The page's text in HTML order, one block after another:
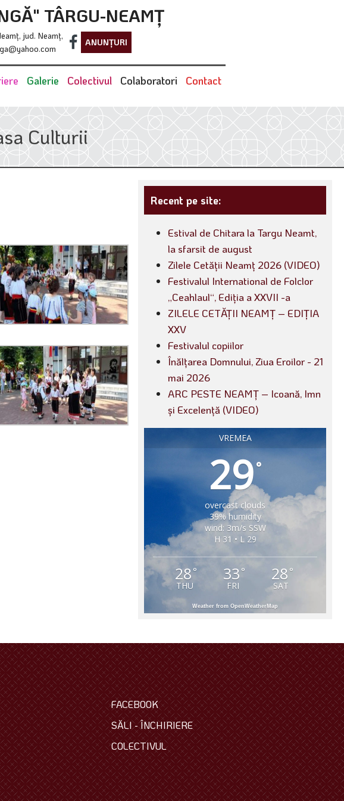
TÂRGU-NEAMȚ
jud. Neamţ,
ANUNȚURI
Galerie Colectivul Colaboratori Contact
Culturii
Recent pe site:
Estival de Chitara la Targu Neamt,
la sfarsit de august
Zilele Cetății Neamț 2026 (VIDEO)
Festivalul International de Folclor
„Ceahlaul“, Ediția a XXVII -a
ZILELE CETĂȚII NEAMȚ – EDIȚIA
XXV
Festivalul copiilor
Înălțarea Domnului, Ziua Eroilor - 21
mai 2026
ARC PESTE NEAMȚ – Icoană, Imn
și Excelență (VIDEO)
VREMEA
29°
overcast clouds
39% humidity
wind: 3m/s SSW
H 31 • L 29
28°
THU
33 °
FRI
28 °
SAT
Weather from OpenWeatherMap
FACEBOOK
SĂLI - ÎNCHIRIERE
COLECTIVUL